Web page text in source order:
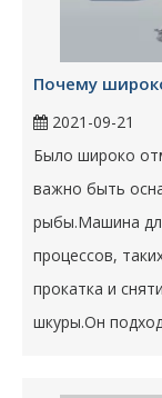
2021-09-21
Было широко
важно быть
рыбы.Машина
процессов,
прокатка и
шкуры.Он